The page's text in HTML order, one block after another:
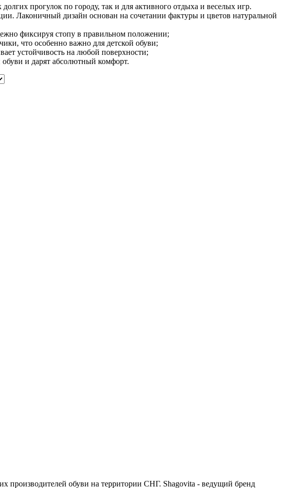
прогулок по городу, так и для активного отдыха и веселых игр.
Лаконичный дизайн основан на сочетании фактуры и цветов натуральной
фиксируя стопу в правильном положении;
что особенно важно для детской обуви;
устойчивость на любой поверхности;
и дарят абсолютный комфорт.
производителей обуви на территории СНГ. Shagovita - ведущий бренд